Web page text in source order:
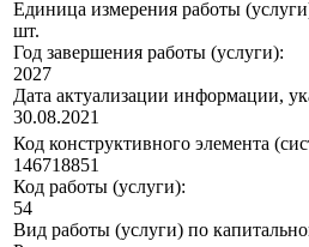
Единица измерения работы
шт.
Год завершения работы (услуги):
2027
Дата актуализации информации,
30.08.2021
Код конструктивного элемента
146718851
Код работы (услуги):
54
Вид работы (услуги) по